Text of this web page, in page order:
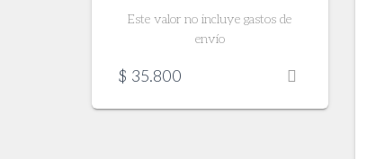
Este valor no incluye gastos de
envío
$ 35.800